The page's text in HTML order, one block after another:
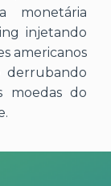
monetária
injetando
americanos
derrubando
moedas do